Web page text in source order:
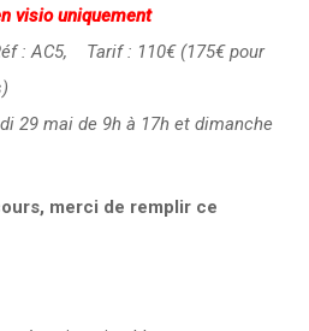
visio uniquement
: AC5, Tarif : 110€ (175€ pour
29 mai de 9h à 17h et dimanche
merci de remplir ce